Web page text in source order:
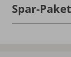
Spar-